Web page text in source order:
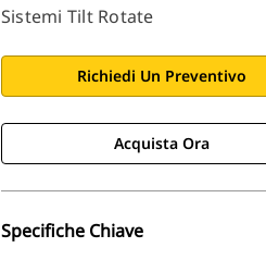
Sistemi Tilt Rotate
Richiedi Un Preventivo
Acquista Ora
Specifiche Chiave